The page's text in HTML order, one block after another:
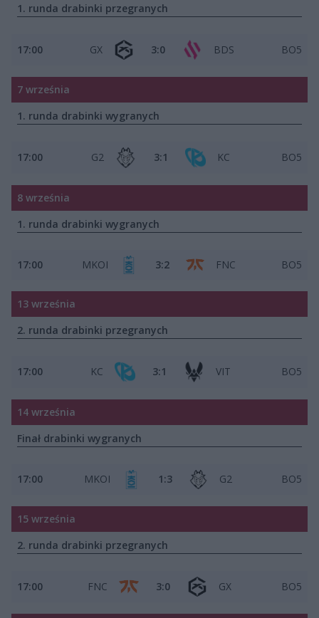
1. runda drabinki przegranych
17:00 GX 3:0 BDS BO5
7 września
1. runda drabinki wygranych
17:00 G2 3:1 KC BO5
8 września
1. runda drabinki wygranych
17:00 MKOI 3:2 FNC BO5
13 września
2. runda drabinki przegranych
17:00 KC 3:1 VIT BO5
14 września
Finał drabinki wygranych
17:00 MKOI 1:3 G2 BO5
15 września
2. runda drabinki przegranych
17:00 FNC 3:0 GX BO5